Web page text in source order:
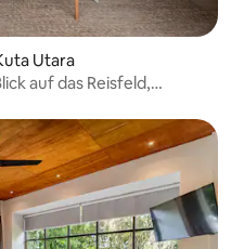
Utara
auf das Reisfeld,